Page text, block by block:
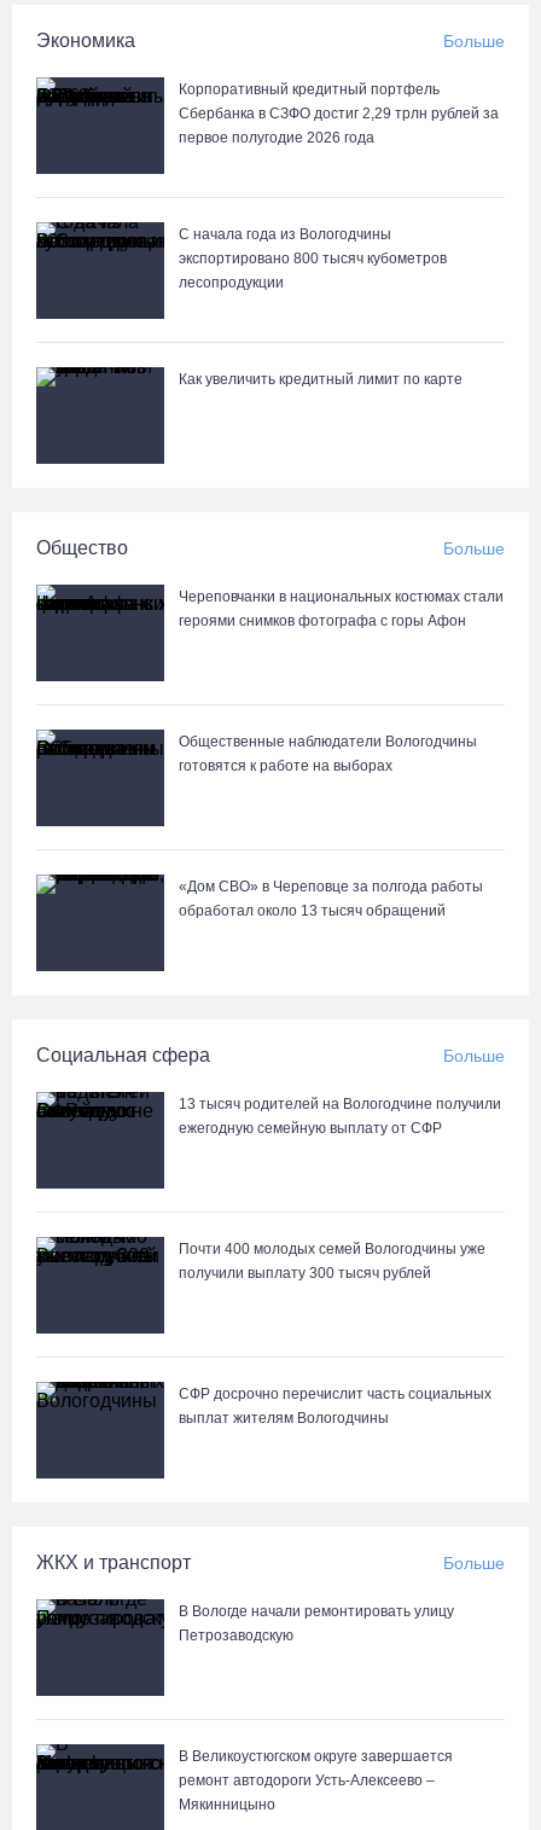
превысила 527 г
В Кириллове впервые пройдет фестиваль «Рэп на Руси» в
07.08.26 / 13:40
В Череповце госпитализировали пострадавшего в ДТП
мотоциклиста и его пассажира
07.08.26 / 13:36
Речные трамвайчики будут бесплатно катать вологжан и гостей
города 8 и 9 августа
07.08.26 / 12:49
07.08.26 / 12:32
Вытегорском округе
07.08.26 / 12:00
Из-за ремонта путей часть череповецких трамваев остановят
на три дня
07.08.26 / 11:22
07.08.26 / 11:19
медучреждениях
В Вологде иномарка сбила 12-летнего велосипедиста
07.08.26 / 10:36
07.08.26 / 10:24
Почти 60 тысяч вологжан научились защищать себя от
Экономика Больше
Корпоративный кредитный портфель
Сбербанка в СЗФО достиг 2,29 трлн рублей за
первое полугодие 2026 года
С начала года из Вологодчины
экспортировано 800 тысяч кубометров
лесопродукции
Как увеличить кредитный лимит по карте
Общество Больше
Череповчанки в национальных костюмах стали
героями снимков фотографа с горы Афон
Общественные наблюдатели Вологодчины
готовятся к работе на выборах
«Дом СВО» в Череповце за полгода работы
обработал около 13 тысяч обращений
Социальная сфера Больше
13 тысяч родителей на Вологодчине получили
ежегодную семейную выплату от СФР
Почти 400 молодых семей Вологодчины уже
получили выплату 300 тысяч рублей
СФР досрочно перечислит часть социальных
выплат жителям Вологодчины
ЖКХ и транспорт Больше
В Вологде начали ремонтировать улицу
Петрозаводскую
В Великоустюгском округе завершается
ремонт автодороги Усть-Алексеево –
Мякинницыно